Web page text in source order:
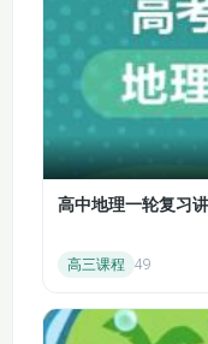
进入桃源 — 离开桃
生快速把握文意。
重难点突破
针对每篇课文的高
《岳阳楼记》中 “
表》中 “亲贤臣，
义与作用。
选篇中提炼儒家 “
高中地理一轮复习
高三课程 49